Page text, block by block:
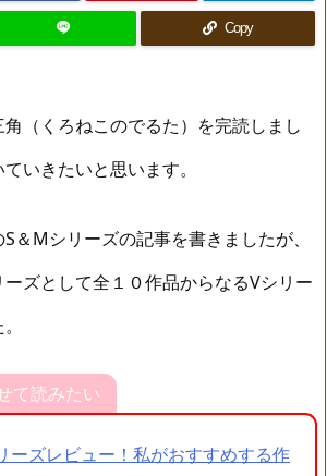
Copy
（くろねこのでるた）を完読しまし
いきたいと思います。
＆Mシリーズの記事を書きましたが、
ズとして全１０作品からなるVシリー
て読みたい
ーズレビュー！私がおすすめする作